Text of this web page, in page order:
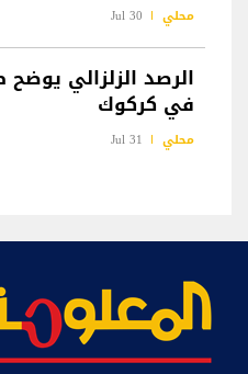
محلي 30 Jul
الرصد الزلزالي
في كركوك
محلي 31 Jul